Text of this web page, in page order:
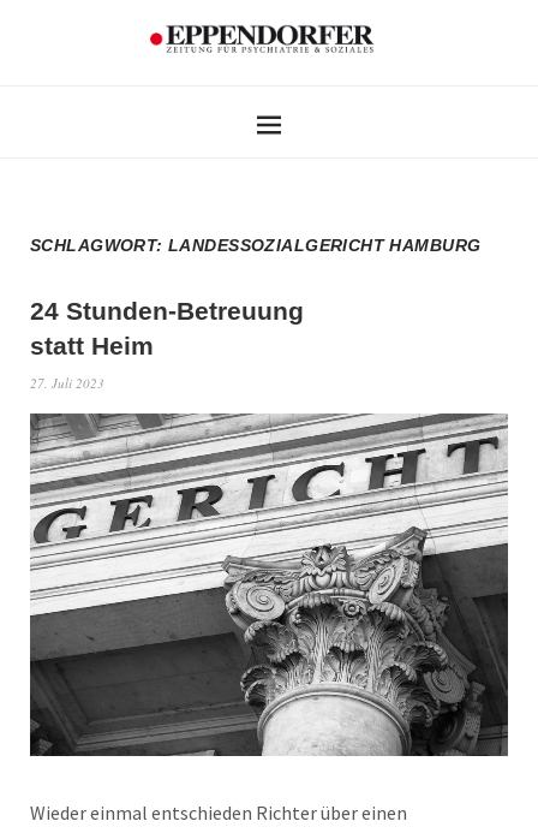
SCHLAGWORT:LANDESSOZIALGERICHT HAMBURG
24 Stunden-Betreuung
statt Heim
27. Juli 2023
Wieder einmal entschieden Richter über einen